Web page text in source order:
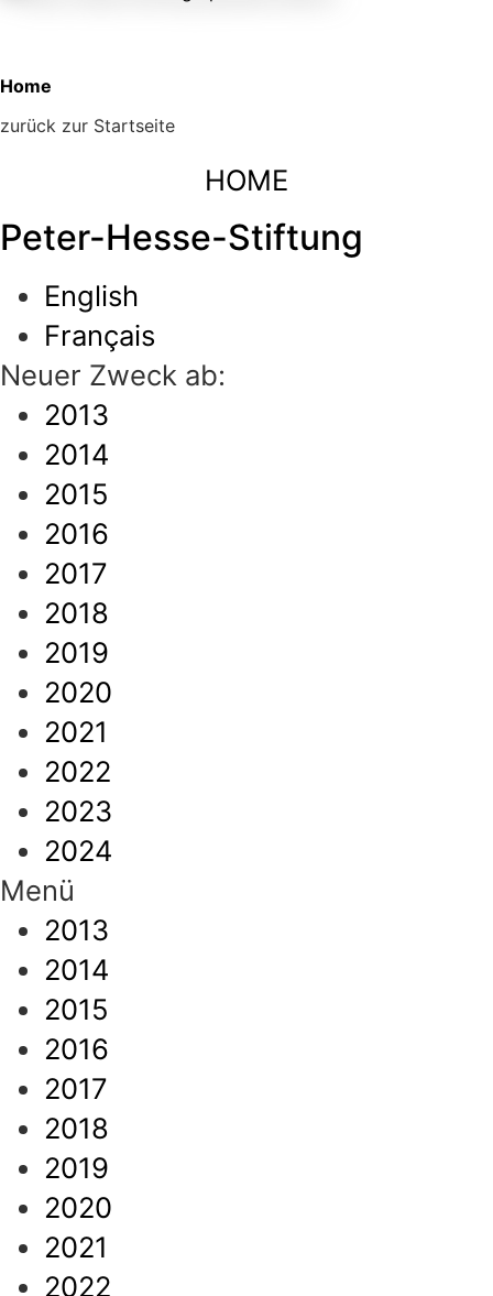
Home
zurück zur Startseite
HOME
Peter-Hesse-Stiftung
English
Français
Neuer Zweck ab:
2013
2014
2015
2016
2017
2018
2019
2020
2021
2022
2023
2024
Menü
2013
2014
2015
2016
2017
2018
2019
2020
2021
2022